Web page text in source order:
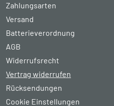
Zahlungsarten
Versand
Batterieverordnung
AGB
Widerrufsrecht
Vertrag widerrufen
Rücksendungen
Cookie Einstellungen